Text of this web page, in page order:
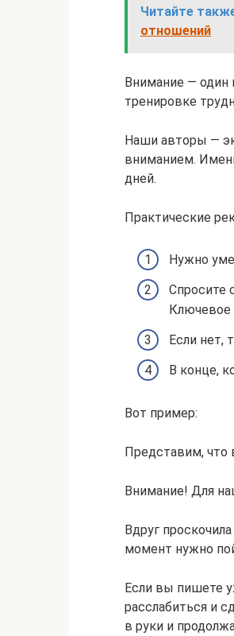
Читайте
отношений
Внимание — один
тренировке
Наши авторы —
вниманием.
дней.
Практические
Нужно
Спросите
Ключевое
Если нет,
В конце,
Вот пример:
Представим, что
Внимание! Для
Вдруг
момент нужно
Если вы пишете
расслабиться и
в руки и